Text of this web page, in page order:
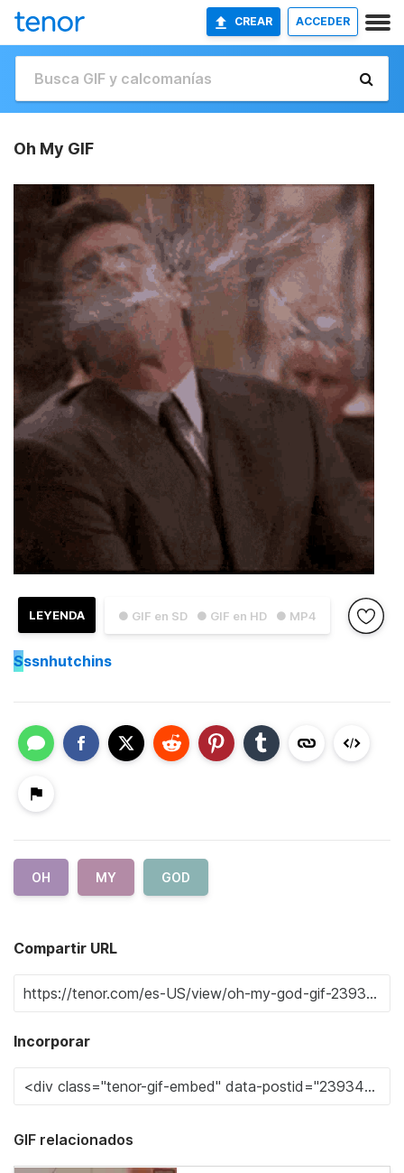
CREAR ACCEDER
Oh My GIF
● GIF en SD ● GIF en HD ● MP4
LEYENDA
Sssnhutchins
OH MY GOD
Compartir URL
Incorporar
GIF relacionados